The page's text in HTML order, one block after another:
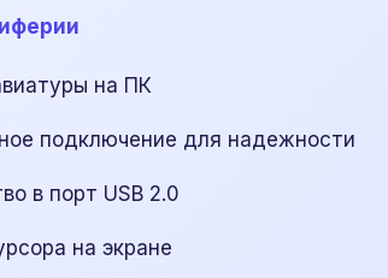
на ПК
подключение для надежности
в порт USB 2.0
на экране